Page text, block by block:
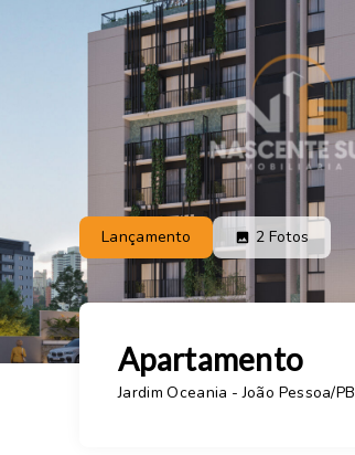
Lançamento 2 Fotos
Apartamento
Jardim Oceania - João Pessoa/PB